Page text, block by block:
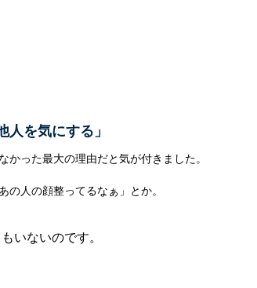
人を気にする」
った最大の理由だと気が付きました。
人の顔整ってるなぁ」とか。
いないのです。